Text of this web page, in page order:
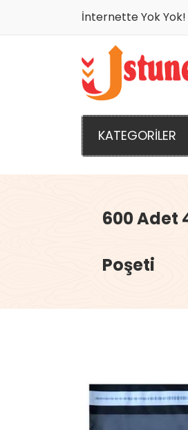
İnternette Yok
KATEGORİLER
600 Adet
Poşeti